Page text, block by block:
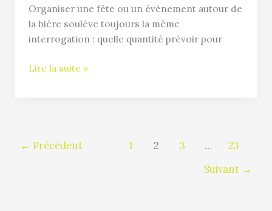
Organiser une fête ou un événement autour de
la bière soulève toujours la même
interrogation : quelle quantité prévoir pour
fûts
de
5L,
20L,
Lire la suite »
← Précédent 1 2 3 …
23
Suivant →